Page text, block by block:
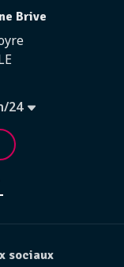
Brive
24
sociaux